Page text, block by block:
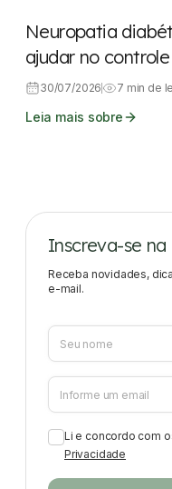
Neuropatia
ajudar no
30/07/2026 7 min de
Leia mais sobre
Inscreva-se
Receba novidades,
e-mail.
Li e concordo com
Privacidade